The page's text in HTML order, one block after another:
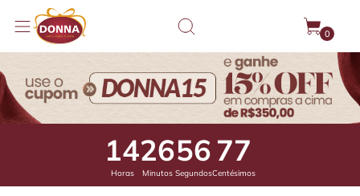
0
14
Horas
26
Minutos
56
Segundos
38
Centésimos